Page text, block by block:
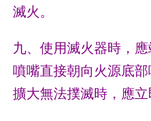
滅火。
九、使用滅火器時，
噴嘴直接朝向火源底
擴大無法撲滅時，應立